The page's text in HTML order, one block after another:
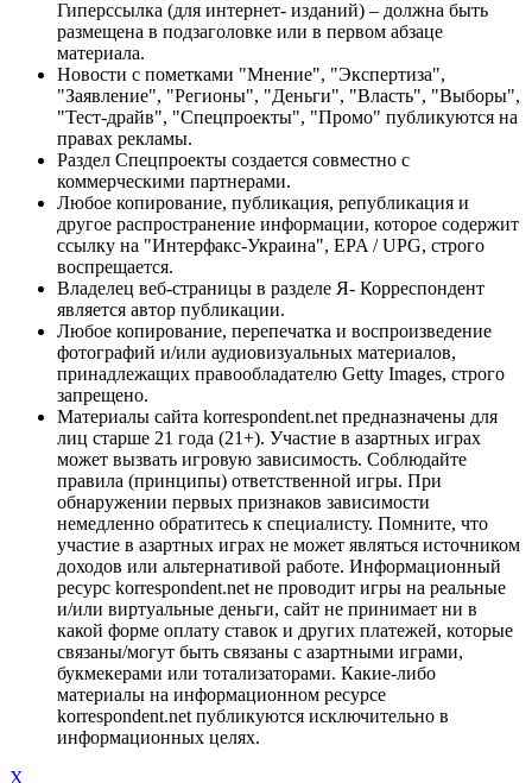
Гиперссылка (для интернет- изданий) – должна быть
размещена в подзаголовке или в первом абзаце
материала.
Новости с пометками "Мнение", "Экспертиза",
"Заявление", "Регионы", "Деньги", "Власть", "Выборы",
"Тест-драйв", "Спецпроекты", "Промо" публикуются на
правах рекламы.
Раздел Спецпроекты создается совместно с
коммерческими партнерами.
Любое копирование, публикация, републикация и
другое распространение информации, которое содержит
ссылку на "Интерфакс-Украина", EPA / UPG, строго
воспрещается.
Владелец веб-страницы в разделе Я- Корреспондент
является автор публикации.
Любое копирование, перепечатка и воспроизведение
фотографий и/или аудиовизуальных материалов,
принадлежащих правообладателю Getty Images, строго
запрещено.
Материалы сайта korrespondent.net предназначены для
лиц старше 21 года (21+). Участие в азартных играх
может вызвать игровую зависимость. Соблюдайте
правила (принципы) ответственной игры. При
обнаружении первых признаков зависимости
немедленно обратитесь к специалисту. Помните, что
участие в азартных играх не может являться источником
доходов или альтернативой работе. Информационный
ресурс korrespondent.net не проводит игры на реальные
и/или виртуальные деньги, сайт не принимает ни в
какой форме оплату ставок и других платежей, которые
связаны/могут быть связаны с азартными играми,
букмекерами или тотализаторами. Какие-либо
материалы на информационном ресурсе
korrespondent.net публикуются исключительно в
информационных целях.
X